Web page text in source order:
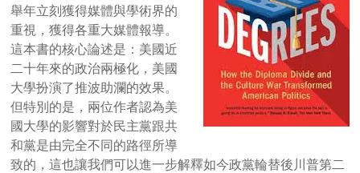
舉年立刻獲得媒體與學術界的
重視，獲得各重大媒體報導。
這本書的核心論述是：美國近
二十年來的政治兩極化，美國
大學扮演了推波助瀾的效果。
但特別的是，兩位作者認為美
國大學的影響對於民主黨跟共
和黨是由完全不同的路徑所導
致的，這也讓我們可以進一步解釋如今政黨輪替後川普第二